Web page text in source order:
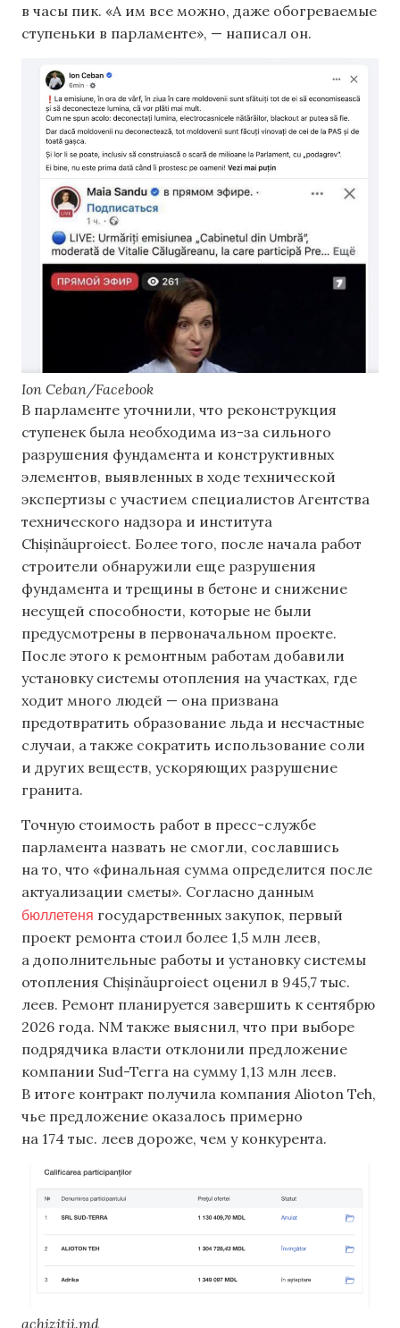
в часы пик. «А им все можно, даже обогреваемые
ступеньки в парламенте», — написал он.
Ion Ceban/Facebook
В парламенте уточнили, что реконструкция
ступенек была необходима из-за сильного
разрушения фундамента и конструктивных
элементов, выявленных в ходе технической
экспертизы с участием специалистов Агентства
технического надзора и института
Chișinăuproiect. Более того, после начала работ
строители обнаружили еще разрушения
фундамента и трещины в бетоне и снижение
несущей способности, которые не были
предусмотрены в первоначальном проекте.
После этого к ремонтным работам добавили
установку системы отопления на участках, где
ходит много людей — она призвана
предотвратить образование льда и несчастные
случаи, а также сократить использование соли
и других веществ, ускоряющих разрушение
гранита.
Точную стоимость работ в пресс-службе
парламента назвать не смогли, сославшись
на то, что «финальная сумма определится после
актуализации сметы». Согласно данным
бюллетеня государственных закупок, первый
проект ремонта стоил более 1,5 млн леев,
а дополнительные работы и установку системы
отопления Chișinăuproiect оценил в 945,7 тыс.
леев. Ремонт планируется завершить к сентябрю
2026 года. NM также выяснил, что при выборе
подрядчика власти отклонили предложение
компании Sud-Terra на сумму 1,13 млн леев.
В итоге контракт получила компания Alioton Teh,
чье предложение оказалось примерно
на 174 тыс. леев дороже, чем у конкурента.
achizitii.md